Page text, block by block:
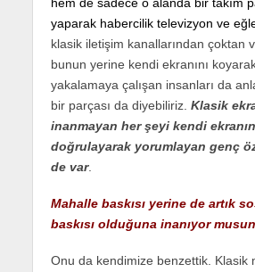
yaparak habercilik televizyon ve
klasik iletişim kanallarından çoktan
bunun yerine kendi ekranını
yakalamaya çalışan insanları da
bir parçası da diyebiliriz. Klasik
inanmayan her şeyi kendi
doğrulayarak yorumlayan genç
de var.
Mahalle baskısı yerine de artık
baskısı olduğuna inanıyor
Onu da kendimize benzettik. Klasik